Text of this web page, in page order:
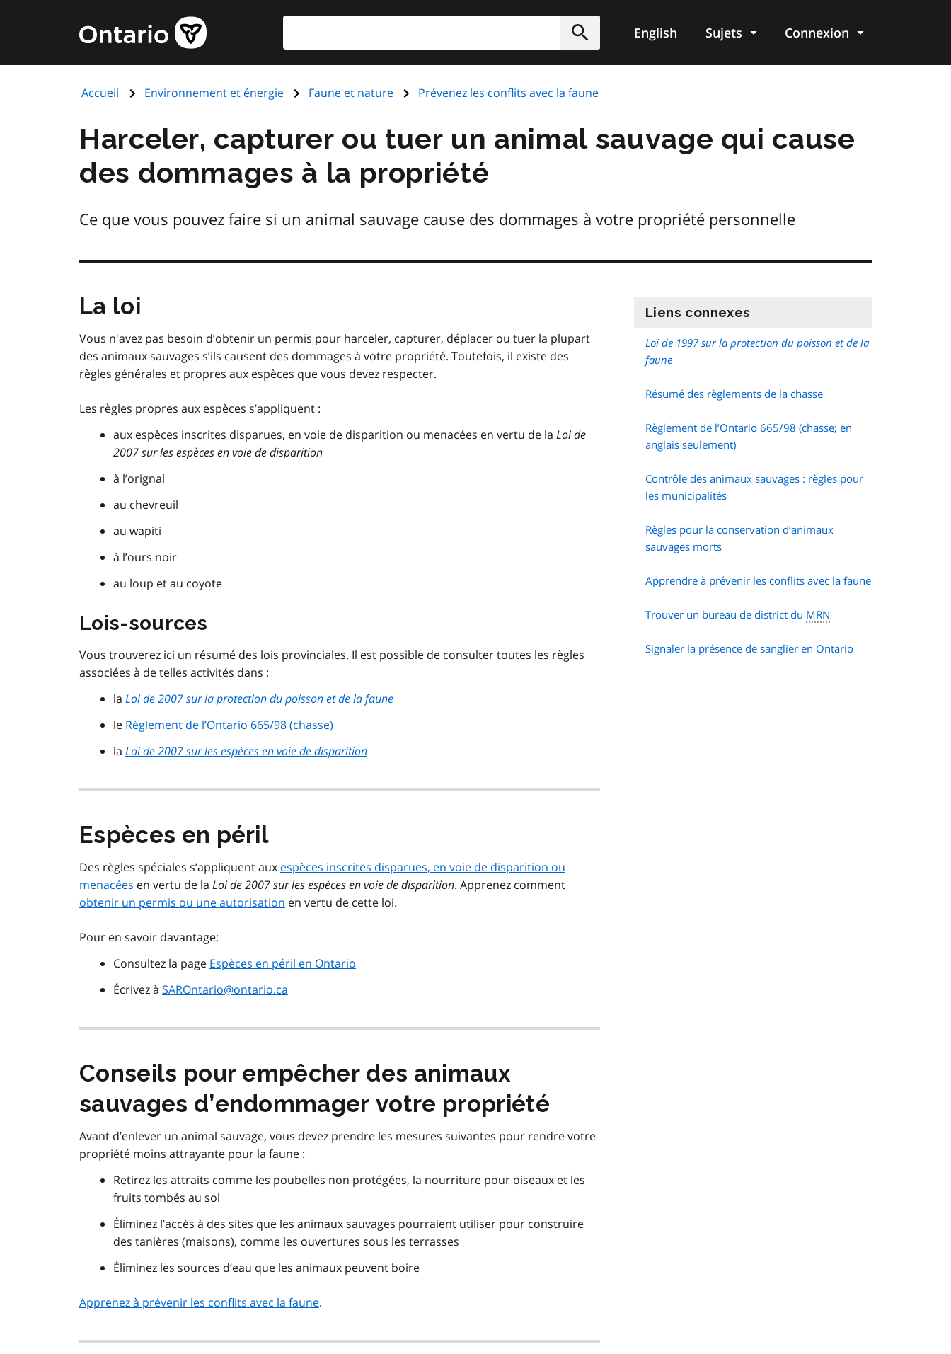
principal
Page
d'accueil
de
Soumettre
English Sujets Connexion
Accueil Environnement et énergie Faune et nature Prévenez les conflits avec la faune
Harceler, capturer ou tuer un animal sauvage qui cause
des dommages à la propriété
Ce que vous pouvez faire si un animal sauvage cause des dommages à votre propriété personnelle
La loi
Vous n'avez pas besoin d’obtenir un permis pour harceler, capturer, déplacer ou tuer la plupart
des animaux sauvages s’ils causent des dommages à votre propriété. Toutefois, il existe des
règles générales et propres aux espèces que vous devez respecter.
Les règles propres aux espèces s’appliquent :
aux espèces inscrites disparues, en voie de disparition ou menacées en vertu de la Loi de
2007 sur les espèces en voie de disparition
à l’orignal
au chevreuil
au wapiti
à l’ours noir
au loup et au coyote
Lois-sources
Vous trouverez ici un résumé des lois provinciales. Il est possible de consulter toutes les règles
associées à de telles activités dans :
la Loi de 2007 sur la protection du poisson et de la faune
le Règlement de l’Ontario 665/98 (chasse)
la Loi de 2007 sur les espèces en voie de disparition
Espèces en péril
Des règles spéciales s’appliquent aux espèces inscrites disparues, en voie de disparition ou
menacées en vertu de la Loi de 2007 sur les espèces en voie de disparition. Apprenez comment
obtenir un permis ou une autorisation en vertu de cette loi.
Pour en savoir davantage:
Consultez la page Espèces en péril en Ontario
Écrivez à SAROntario@ontario.ca
Conseils pour empêcher des animaux
sauvages d’endommager votre propriété
Avant d’enlever un animal sauvage, vous devez prendre les mesures suivantes pour rendre votre
propriété moins attrayante pour la faune :
Retirez les attraits comme les poubelles non protégées, la nourriture pour oiseaux et les
fruits tombés au sol
Éliminez l’accès à des sites que les animaux sauvages pourraient utiliser pour construire
des tanières (maisons), comme les ouvertures sous les terrasses
Éliminez les sources d’eau que les animaux peuvent boire
Apprenez à prévenir les conflits avec la faune.
Liens connexes
Loi de 1997 sur la protection du poisson et de la
faune
Résumé des règlements de la chasse
Règlement de l’Ontario 665/98 (chasse; en
anglais seulement)
Contrôle des animaux sauvages : règles pour
les municipalités
Règles pour la conservation d’animaux
sauvages morts
Apprendre à prévenir les conflits avec la faune
Trouver un bureau de district du MRN
Signaler la présence de sanglier en Ontario